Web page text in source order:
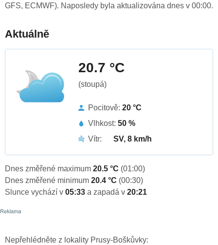
GFS, ECMWF). Naposledy byla aktualizována dnes v 00:00.
Aktuálně
20.7 °C
(stoupá)
Pocitově: 20 °C
Vlhkost: 50 %
Vítr:
SV, 8 km/h
Dnes změřené maximum 20.5 °C (01:00)
Dnes změřené minimum 20.4 °C (00:30)
Slunce vychází v 05:33 a zapadá v 20:21
Nepřehlédněte z lokality Prusy-Boškůvky: